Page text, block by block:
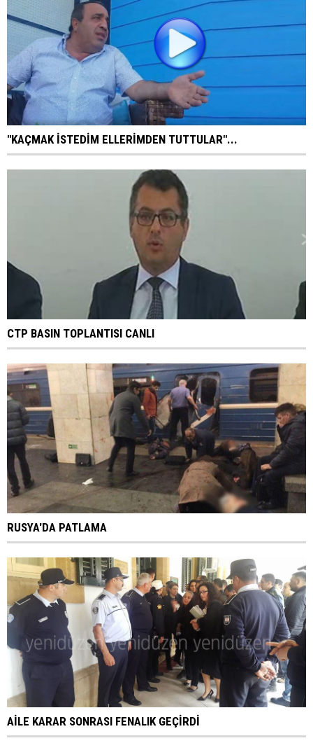
"KAÇMAK İSTEDİM ELLERİMDEN TUTTULAR"...
CTP BASIN TOPLANTISI CANLI
RUSYA'DA PATLAMA
AİLE KARAR SONRASI FENALIK GEÇİRDİ